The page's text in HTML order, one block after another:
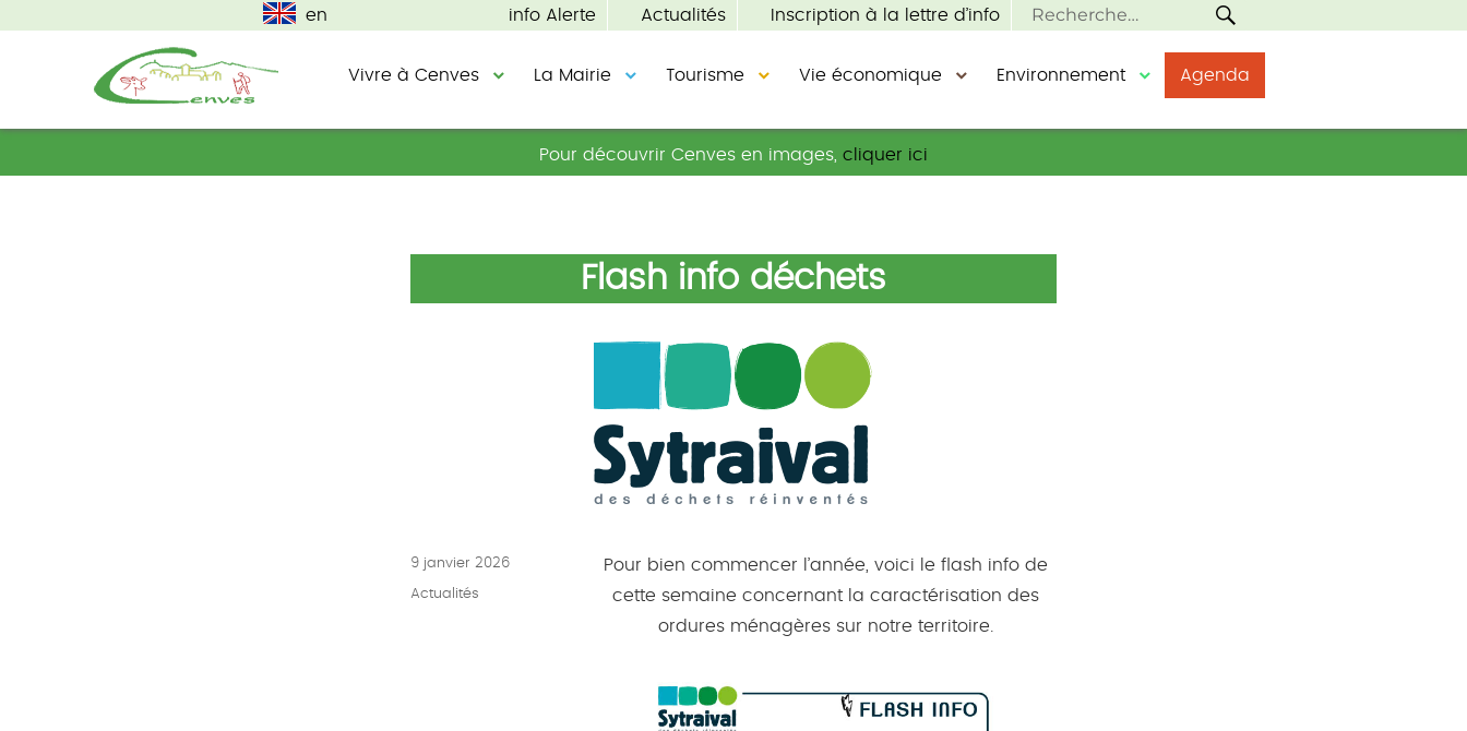
en info Alerte Actualités Inscription à la lettre d’info
Recherche
Cenves
Vivre à Cenves La Mairie Tourisme Vie économique Environnement Agenda
Pour découvrir Cenves en images, cliquer ici
Flash info déchets
Pour bien commencer l’année, voici le flash info de
cette semaine concernant la caractérisation des
ordures ménagères sur notre territoire.
Publié
le
9 janvier 2026
Catégories
Actualités